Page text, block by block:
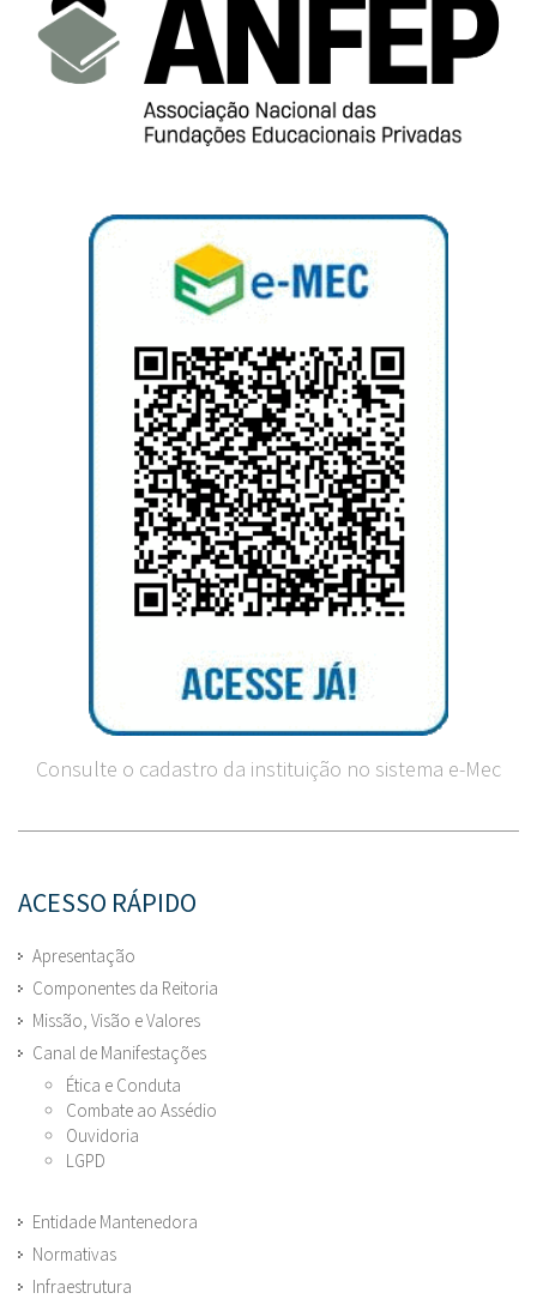
Consulte o cadastro da instituição no sistema e-Mec
ACESSO RÁPIDO
Apresentação
Componentes da Reitoria
Missão, Visão e Valores
Canal de Manifestações
Ética e Conduta
Combate ao Assédio
Ouvidoria
LGPD
Entidade Mantenedora
Normativas
Infraestrutura